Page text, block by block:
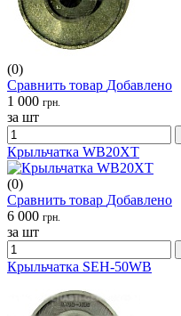
(0)
Сравнить товар Добавлено
1 000 грн.
за шт
Крыльчатка WB20XT
(0)
Сравнить товар Добавлено
6 000 грн.
за шт
Крыльчатка SEH-50WB